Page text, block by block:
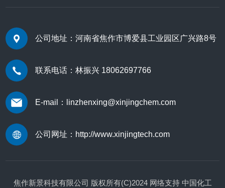
公司地址：河南省焦作市博爱县工业园区广兴路8号
联系电话：林振兴 18062697766
E-mail：linzhenxing@xinjingchem.com
公司网址： http://www.xinjingtech.com
焦作新景科技有限公司 版权所有(C)2024 网络支持 中国化工